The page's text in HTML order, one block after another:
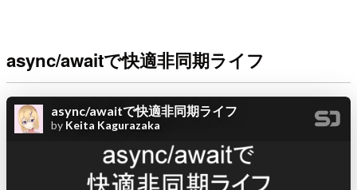
async/awaitで快適非同期ライフ